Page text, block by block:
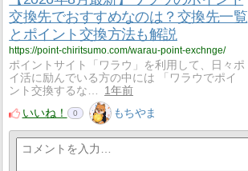
交換先でおすすめなのは？交換先一覧
とポイント交換方法も解説
https://point-chiritsumo.com/warau-point-exchnge/
ポイントサイト「ワラウ」を利用して、日々ポ
イ活に励んでいる方の中には 「ワラウでポイ
ント交換するな…
1年前
いいね！
0 もちやま